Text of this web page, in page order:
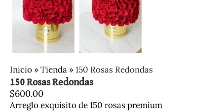
Inicio »Tienda »150 Rosas Redondas
150 Rosas Redondas
$600.00
Arreglo exquisito de 150 rosas premium